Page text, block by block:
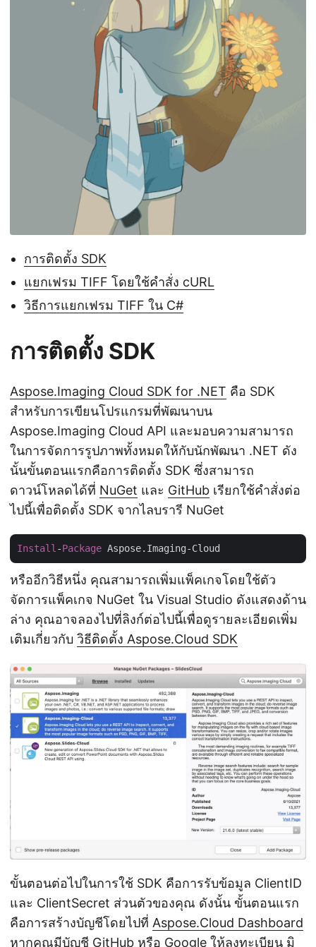
การติดตั้ง SDK
แยกเฟรม TIFF โดยใช้คำสั่ง cURL
วิธีการแยกเฟรม TIFF ใน C#
การติดตั้ง SDK
Aspose.Imaging Cloud SDK for .NET คือ SDK
สำหรับการเขียนโปรแกรมที่พัฒนาบน
Aspose.Imaging Cloud API และมอบความสามารถ
ในการจัดการรูปภาพทั้งหมดให้กับนักพัฒนา .NET ดัง
นั้นขั้นตอนแรกคือการติดตั้ง SDK ซึ่งสามารถ
ดาวน์โหลดได้ที่ NuGet และ GitHub เรียกใช้คำสั่งต่อ
ไปนี้เพื่อติดตั้ง SDK จากไลบรารี NuGet
Install -Package
หรืออีกวิธีหนึ่ง คุณสามารถเพิ่มแพ็คเกจโดยใช้ตัว
จัดการแพ็คเกจ NuGet ใน Visual Studio ดังแสดงด้าน
ล่าง คุณอาจลองไปที่ลิงก์ต่อไปนี้เพื่อดูรายละเอียดเพิ่ม
เติมเกี่ยวกับ วิธีติดตั้ง Aspose.Cloud SDK
ขั้นตอนต่อไปในการใช้ SDK คือการรับข้อมูล ClientID
และ ClientSecret ส่วนตัวของคุณ ดังนั้น ขั้นตอนแรก
คือการสร้างบัญชีโดยไปที่ Aspose.Cloud Dashboard
หากคุณมีบัญชี GitHub หรือ Google ให้ลงทะเบียน มิ